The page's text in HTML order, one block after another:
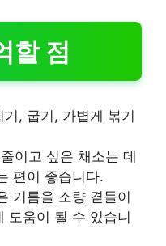
할 점
, 굽기, 가볍게 볶기
이고 싶은 채소는 데
편이 좋습니다.
기름을 소량 곁들이
도움이 될 수 있습니